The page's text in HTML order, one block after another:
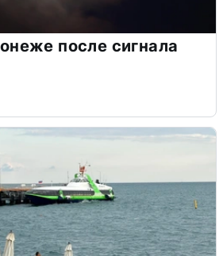
после сигнала